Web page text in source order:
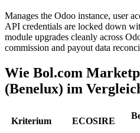
Manages the Odoo instance, user
API credentials are locked down
module upgrades cleanly across
commission and payout data
Wie Bol.com
(Benelux) im
Kriterium ECOSIRE